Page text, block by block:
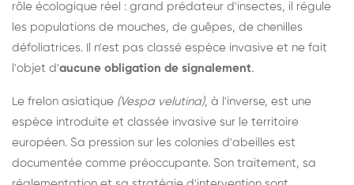
rôle écologique réel : grand prédateur d'insectes, il régule
les populations de mouches, de guêpes, de chenilles
défoliatrices. Il n'est pas classé espèce invasive et ne fait
l'objet d'aucune obligation de signalement.
Le frelon asiatique (Vespa velutina), à l'inverse, est une
espèce introduite et classée invasive sur le territoire
européen. Sa pression sur les colonies d'abeilles est
documentée comme préoccupante. Son traitement, sa